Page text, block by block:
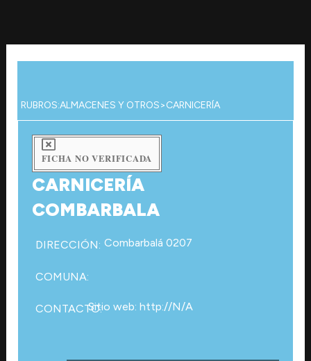
contenido
RUBROS:ALMACENES Y OTROS>CARNICERÍA
FICHA NO VERIFICADA
CARNICERÍA
COMBARBALA
DIRECCIÓN: Combarbalá 0207
COMUNA:
CONTACTO:Sitio web: http://N/A